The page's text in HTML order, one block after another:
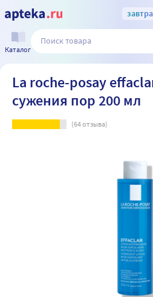
завтра
Каталог
La roche-posay
сужения пор 200 мл
(64отзыва)